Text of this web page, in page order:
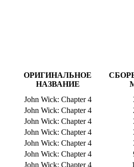
ОРИГИНАЛЬНОЕ
НАЗВАНИЕ
John Wick: Chapter 4
John Wick: Chapter 4
John Wick: Chapter 4
John Wick: Chapter 4
John Wick: Chapter 4
John Wick: Chapter 4
John Wick: Chapter 4